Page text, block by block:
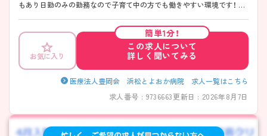
もあり日勤のみの勤務なので子育て中の方でも働きやすい環境です！ ご
お気に入り
簡単1分！
この求人について
詳しく聞いてみる
医療法人豊岡会 浜松とよおか病院 求人一覧はこちら
求人番号 : 9736663更新日 : 2026年8月7日